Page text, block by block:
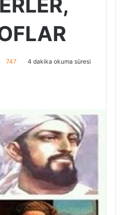
747 4 dakika okuma süresi